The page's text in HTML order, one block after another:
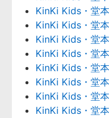
KinKi Kids・堂
KinKi Kids・堂
KinKi Kids・堂
KinKi Kids・堂
KinKi Kids・堂
KinKi Kids・堂
KinKi Kids・堂
KinKi Kids・堂